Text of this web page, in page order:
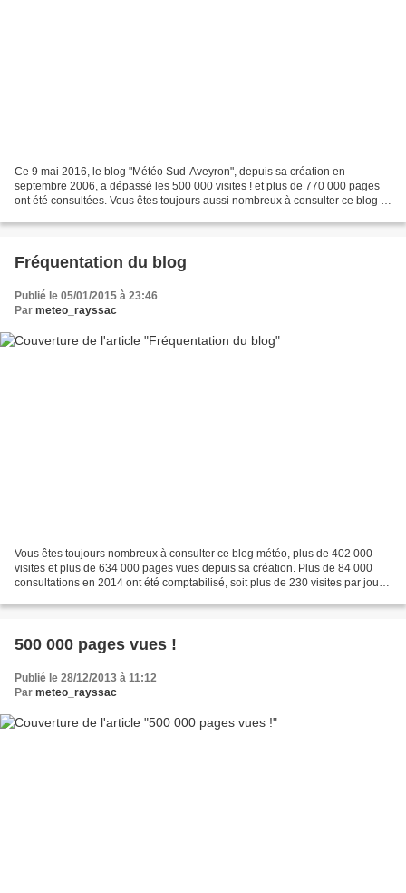
Ce 9 mai 2016, le blog "Météo Sud-Aveyron", depuis sa création en
septembre 2006, a dépassé les 500 000 visites ! et plus de 770 000 pages
ont été consultées. Vous êtes toujours aussi nombreux à consulter ce blog et
Fréquentation du blog
Publié le 05/01/2015 à 23:46
Par meteo_rayssac
Vous êtes toujours nombreux à consulter ce blog météo, plus de 402 000
visites et plus de 634 000 pages vues depuis sa création. Plus de 84 000
consultations en 2014 ont été comptabilisé, soit plus de 230 visites par jour !
500 000 pages vues !
Publié le 28/12/2013 à 11:12
Par meteo_rayssac